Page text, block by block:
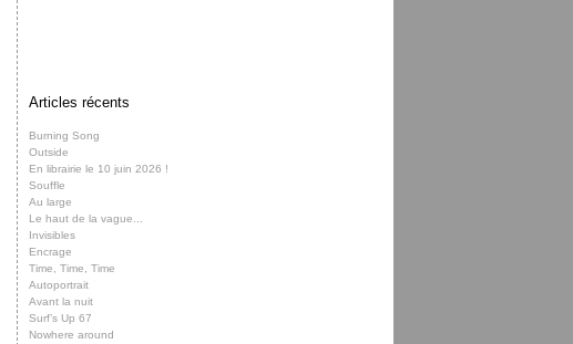
Articles récents
Burning Song
Outside
En librairie le 10 juin 2026 !
Souffle
Au large
Le haut de la vague...
Invisibles
Encrage
Time, Time, Time
Autoportrait
Avant la nuit
Surf’s Up 67
Nowhere around